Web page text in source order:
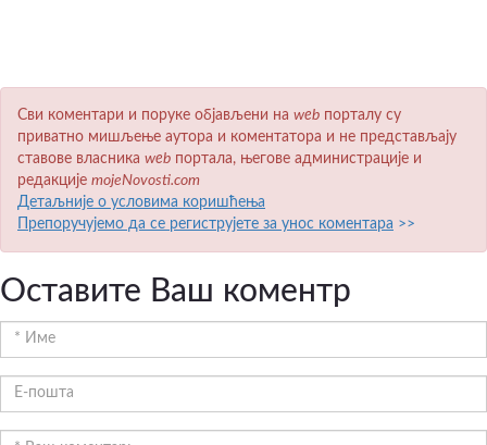
Сви коментари и поруке објављени на wеb порталу су
приватно мишљење аутора и коментатора и не представљају
ставове власника wеb портала, његове администрације и
редакције mojeNovosti.com
Детаљније о условима коришћења
Препоручујемо да се региструјете за унос коментара >>
Оставите Ваш коментр